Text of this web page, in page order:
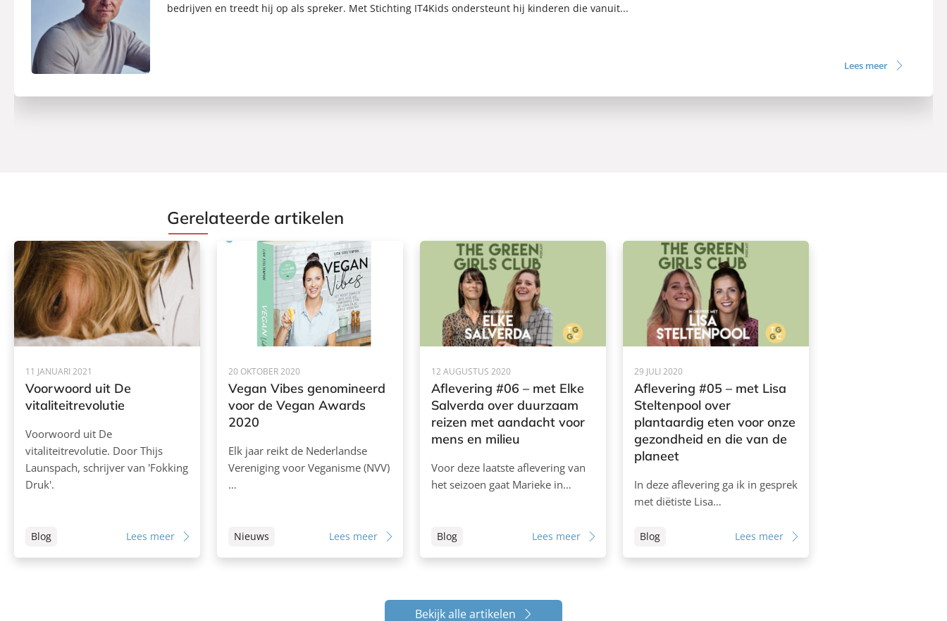
bedrijven en treedt hij op als spreker. Met Stichting IT4Kids ondersteunt hij kinderen die vanuit...
Lees meer
Gerelateerde artikelen
11 JANUARI 2021
Voorwoord uit De
vitaliteitrevolutie
Voorwoord uit De
vitaliteitrevolutie. Door Thijs
Launspach, schrijver van 'Fokking
Druk'.
Blog Lees meer
20 OKTOBER 2020
Vegan Vibes genomineerd
voor de Vegan Awards
2020
Elk jaar reikt de Nederlandse
Vereniging voor Veganisme (NVV)
…
Nieuws Lees meer
12 AUGUSTUS 2020
Aflevering #06 – met Elke
Salverda over duurzaam
reizen met aandacht voor
mens en milieu
Voor deze laatste aflevering van
het seizoen gaat Marieke in…
Blog Lees meer
29 JULI 2020
Aflevering #05 – met Lisa
Steltenpool over
plantaardig eten voor onze
gezondheid en die van de
planeet
In deze aflevering ga ik in gesprek
met diëtiste Lisa…
Blog Lees meer
Bekijk alle artikelen